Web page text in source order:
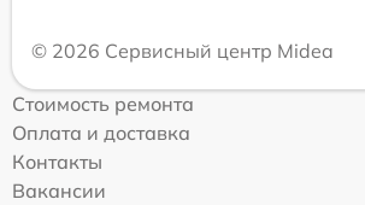
© 2026 Сервисный центр Midea
Стоимость ремонта
Оплата и доставка
Контакты
Вакансии